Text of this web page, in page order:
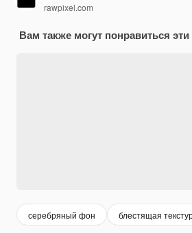
rawpixel.com
Вам также могут понравиться
серебряный фон блестящая